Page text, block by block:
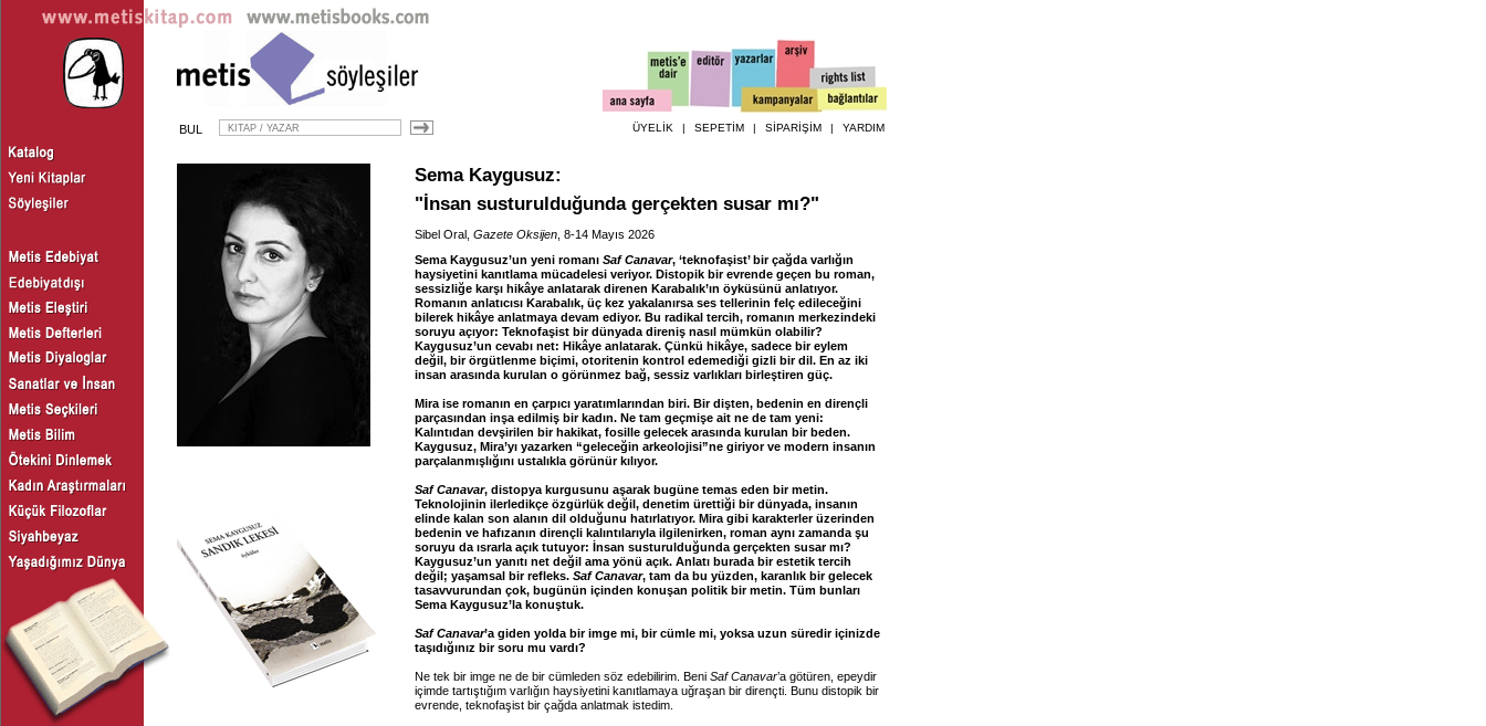
BUL ÜYELİK | SEPETİM | SİPARİŞİM | YARDIM
Sema Kaygusuz:
"İnsan susturulduğunda gerçekten susar mı?"
Sibel Oral, Gazete Oksijen , 8-14 Mayıs 2026
Sema Kaygusuz’un yeni romanı Saf Canavar, ‘teknofaşist’ bir çağda varlığın
haysiyetini kanıtlama mücadelesi veriyor. Distopik bir evrende geçen bu roman,
sessizliğe karşı hikâye anlatarak direnen Karabalık’ın öyküsünü anlatıyor.
Romanın anlatıcısı Karabalık, üç kez yakalanırsa ses tellerinin felç edileceğini
bilerek hikâye anlatmaya devam ediyor. Bu radikal tercih, romanın merkezindeki
soruyu açıyor: Teknofaşist bir dünyada direniş nasıl mümkün olabilir?
Kaygusuz’un cevabı net: Hikâye anlatarak. Çünkü hikâye, sadece bir eylem
değil, bir örgütlenme biçimi, otoritenin kontrol edemediği gizli bir dil. En az iki
insan arasında kurulan o görünmez bağ, sessiz varlıkları birleştiren güç.
Mira ise romanın en çarpıcı yaratımlarından biri. Bir dişten, bedenin en dirençli
parçasından inşa edilmiş bir kadın. Ne tam geçmişe ait ne de tam yeni:
Kalıntıdan devşirilen bir hakikat, fosille gelecek arasında kurulan bir beden.
Kaygusuz, Mira’yı yazarken “geleceğin arkeolojisi”ne giriyor ve modern insanın
parçalanmışlığını ustalıkla görünür kılıyor.
Saf Canavar, distopya kurgusunu aşarak bugüne temas eden bir metin.
Teknolojinin ilerledikçe özgürlük değil, denetim ürettiği bir dünyada, insanın
elinde kalan son alanın dil olduğunu hatırlatıyor. Mira gibi karakterler üzerinden
bedenin ve hafızanın dirençli kalıntılarıyla ilgilenirken, roman aynı zamanda şu
soruyu da ısrarla açık tutuyor: İnsan susturulduğunda gerçekten susar mı?
Kaygusuz’un yanıtı net değil ama yönü açık. Anlatı burada bir estetik tercih
değil; yaşamsal bir refleks. Saf Canavar, tam da bu yüzden, karanlık bir gelecek
tasavvurundan çok, bugünün içinden konuşan politik bir metin. Tüm bunları
Sema Kaygusuz’la konuştuk.
Saf Canavar’a giden yolda bir imge mi, bir cümle mi, yoksa uzun süredir içinizde
taşıdığınız bir soru mu vardı?
Ne tek bir imge ne de bir cümleden söz edebilirim. Beni Saf Canavar’a götüren, epeydir
içimde tartıştığım varlığın haysiyetini kanıtlamaya uğraşan bir dirençti. Bunu distopik bir
evrende, teknofaşist bir çağda anlatmak istedim.